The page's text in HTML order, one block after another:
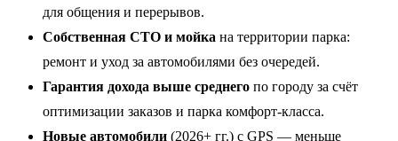
для общения и перерывов.
Собственная СТО и мойка на территории парка:
ремонт и уход за автомобилями без очередей.
Гарантия дохода выше среднего по городу за счёт
оптимизации заказов и парка комфорт-класса.
Новые автомобили (2026+ гг.) с GPS — меньше